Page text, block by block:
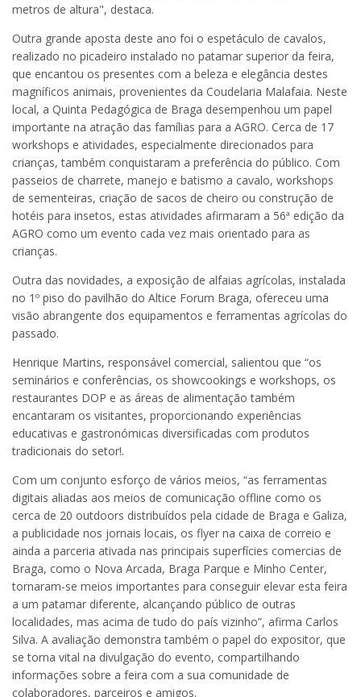
metros de altura", destaca.
Outra grande aposta deste ano foi o espetáculo de cavalos,
realizado no picadeiro instalado no patamar superior da feira,
que encantou os presentes com a beleza e elegância destes
magníficos animais, provenientes da Coudelaria Malafaia. Neste
local, a Quinta Pedagógica de Braga desempenhou um papel
importante na atração das famílias para a AGRO. Cerca de 17
workshops e atividades, especialmente direcionados para
crianças, também conquistaram a preferência do público. Com
passeios de charrete, manejo e batismo a cavalo, workshops
de sementeiras, criação de sacos de cheiro ou construção de
hotéis para insetos, estas atividades afirmaram a 56ª edição da
AGRO como um evento cada vez mais orientado para as
crianças.
Outra das novidades, a exposição de alfaias agrícolas, instalada
no 1º piso do pavilhão do Altice Forum Braga, ofereceu uma
visão abrangente dos equipamentos e ferramentas agrícolas do
passado.
Henrique Martins, responsável comercial, salientou que “os
seminários e conferências, os showcookings e workshops, os
restaurantes DOP e as áreas de alimentação também
encantaram os visitantes, proporcionando experiências
educativas e gastronómicas diversificadas com produtos
tradicionais do setor!.
Com um conjunto esforço de vários meios, “as ferramentas
digitais aliadas aos meios de comunicação offline como os
cerca de 20 outdoors distribuídos pela cidade de Braga e Galiza,
a publicidade nos jornais locais, os flyer na caixa de correio e
ainda a parceria ativada nas principais superfícies comercias de
Braga, como o Nova Arcada, Braga Parque e Minho Center,
tornaram-se meios importantes para conseguir elevar esta feira
a um patamar diferente, alcançando público de outras
localidades, mas acima de tudo do país vizinho”, afirma Carlos
Silva. A avaliação demonstra também o papel do expositor, que
se torna vital na divulgação do evento, compartilhando
informações sobre a feira com a sua comunidade de
colaboradores, parceiros e amigos.